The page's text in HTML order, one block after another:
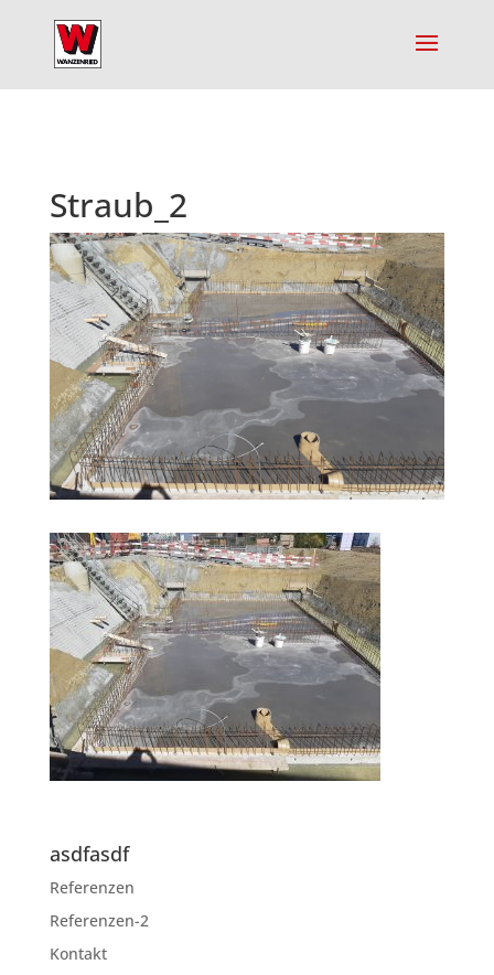
Straub_2
asdfasdf
Referenzen
Referenzen-2
Kontakt